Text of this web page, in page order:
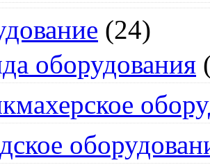
(24)
оборудования